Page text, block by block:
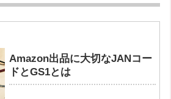
Amazon出品に大切なJANコー
ドとGS1とは